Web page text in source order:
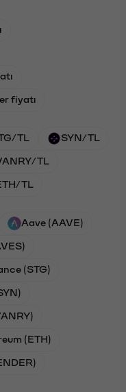
fiyatı
TL SYN/TL
TL
TL
Aave (AAVE)
(STG)
(ETH)